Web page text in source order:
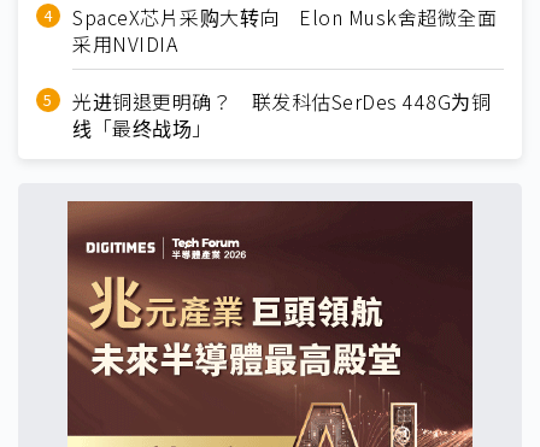
SpaceX芯片采购大转向 Elon Musk舍超微全面
采用NVIDIA
光进铜退更明确？ 联发科估SerDes 448G为铜
线「最终战场」